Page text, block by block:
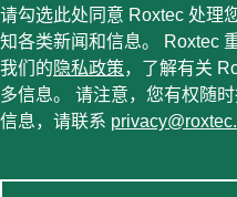
请勾选此处同意 Roxtec 处理
知各类新闻和信息。 Roxtec
我们的 隐私政策，了解有关
多信息。 请注意，您有权随
信息，请联系